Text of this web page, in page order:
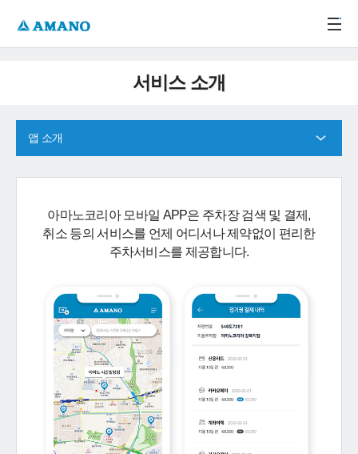
서비스 소개
앱 소개
아마노코리아 모바일 APP은 주차장 검색 및 결제,
취소 등의 서비스를 언제 어디서나 제약없이 편리한
주차서비스를 제공합니다.